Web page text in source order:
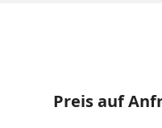
Preis auf